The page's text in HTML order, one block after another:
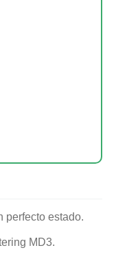
perfecto estado.
MD3.